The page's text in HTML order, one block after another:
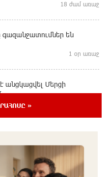
18 ժամ առաջ
գազանջատումներ են
1 օր առաջ
անցկացվել Մերցի
1 օր առաջ
»